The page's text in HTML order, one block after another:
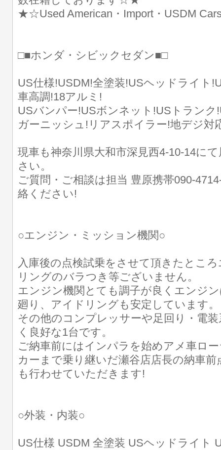
★☆Used American・Import・USDM
□■ホンダ・シビックセダン■□
US仕様!USDM!全塗装!USヘッドライト
車高調!18アルミ!
USバンパー!USボンネット!USトラン
ガーニッシュ!リアスポイラー!地デジ対
現車も神奈川県大和市深見西4-10-14に
さい。
ご質問・ご相談は担当 豊原携帯090-
絡ください!
○エンジン・ミッション機関○
入庫後の点検試乗をさせて頂きたとこ
リングのバラつき等ございません。
エンジン機関とても調子が良くエンジ
廻り、アイドリングも安定しています。
その他のコンプレッサーや足回り・電
く良好な1台です。
ご納車前にはインパラを始めアメ車ロ
カーまで乗り継いだ瀬谷店店長の納車
も行わせていただきます!
○外装・内装○
US仕様 USDM 全塗装 USヘッドライト